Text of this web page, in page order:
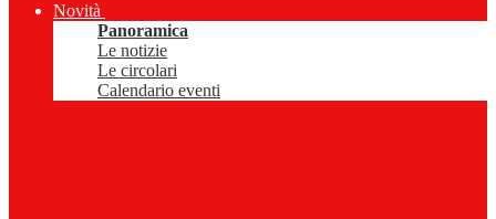
Novità
Panoramica
Le notizie
Le circolari
Calendario eventi